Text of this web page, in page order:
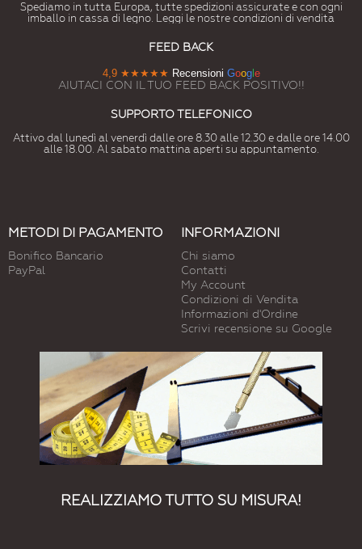
Spediamo in tutta Europa, tutte spedizioni assicurate e con ogni
imballo in cassa di legno. Leggi le nostre condizioni di vendita
FEED BACK
4,9 ★★★★★ Recensioni Googl e
AIUTACI CON IL TUO FEED BACK POSITIVO!!
SUPPORTO TELEFONICO
Attivo dal lunedì al venerdì dalle ore 8.30 alle 12.30 e dalle ore 14.00
alle 18.00. Al sabato mattina aperti su appuntamento.
METODI DI PAGAMENTO
Bonifico Bancario
PayPal
INFORMAZIONI
Chi siamo
Contatti
My Account
Condizioni di Vendita
Informazioni d'Ordine
Scrivi recensione su Google
REALIZZIAMO TUTTO SU MISURA!